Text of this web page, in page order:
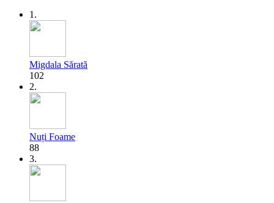
1.
Migdala Sărată
102
2.
Nuți Foame
88
3.